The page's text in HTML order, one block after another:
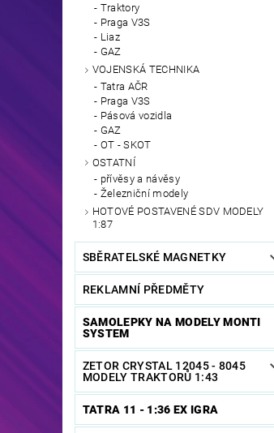
Traktory
Praga V3S
Liaz
GAZ
VOJENSKÁ TECHNIKA
Tatra AČR
Praga V3S
Pásová vozidla
GAZ
OT - SKOT
OSTATNÍ
přívěsy a návěsy
Železniční modely
HOTOVÉ POSTAVENÉ SDV MODELY
1:87
SBĚRATELSKÉ MAGNETKY
REKLAMNÍ PŘEDMĚTY
SAMOLEPKY NA MODELY MONTI
SYSTEM
ZETOR CRYSTAL 12045 - 8045
MODELY TRAKTORŮ 1:43
TATRA 11 - 1:36 EX IGRA